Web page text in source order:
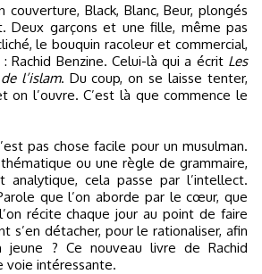
Deux garçons et une fille, même pas
le bouquin racoleur et commercial,
Rachid Benzine. Celui-là qui a écrit Les
l’islam. Du coup, on se laisse tenter,
l’ouvre. C’est là que commence le
pas chose facile pour un musulman.
ou une règle de grammaire,
analytique, cela passe par l’intellect.
que l’on aborde par le cœur, que
récite chaque jour au point de faire
s’en détacher, pour le rationaliser, afin
jeune ? Ce nouveau livre de Rachid
voie intéressante.